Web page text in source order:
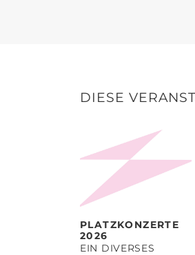
DIESE
PLATZKONZERTE
2026
EIN DIVERSES